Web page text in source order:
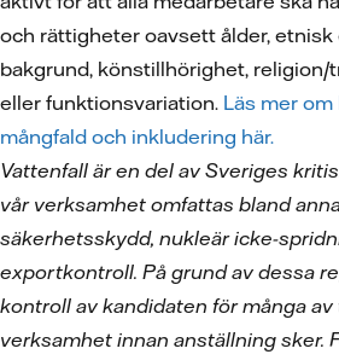
och rättigheter oavsett ålder,
bakgrund, könstillhörighet, religion/
eller funktionsvariation. Läs mer
mångfald och inkludering här.
Vattenfall är en del av Sveriges
vår verksamhet omfattas bland
säkerhetsskydd, nukleär icke-
exportkontroll. På grund av dessa
kontroll av kandidaten för många
verksamhet innan anställning sker.